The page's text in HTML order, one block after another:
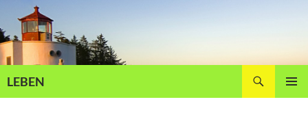
Inhalt
springen
LEBEN